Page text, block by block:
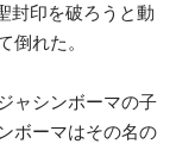
封印を破ろうと動
倒れた。
ャシンボーマの子
ボーマはその名の